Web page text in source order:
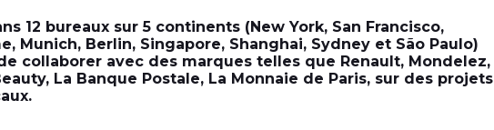
12 bureaux sur 5 continents (New York, San Francisco,
Munich, Berlin, Singapore, Shanghai, Sydney et São Paulo)
collaborer avec des marques telles que Renault, Mondelez,
La Banque Postale, La Monnaie de Paris, sur des projets